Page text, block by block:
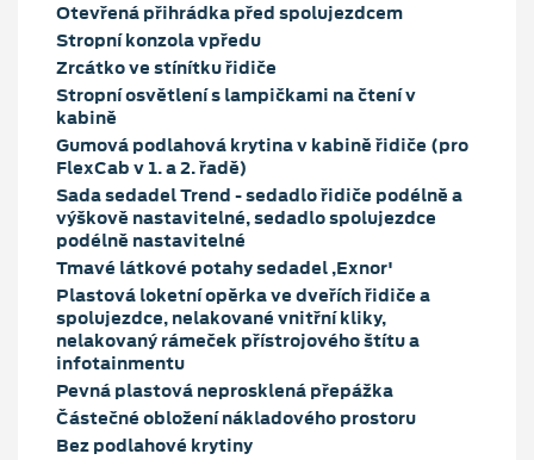
Otevřená přihrádka před spolujezdcem
Stropní konzola vpředu
Zrcátko ve stínítku řidiče
Stropní osvětlení s lampičkami na čtení v
kabině
Gumová podlahová krytina v kabině řidiče (pro
FlexCab v 1. a 2. řadě)
Sada sedadel Trend - sedadlo řidiče podélně a
výškově nastavitelné, sedadlo spolujezdce
podélně nastavitelné
Tmavé látkové potahy sedadel ,Exnor'
Plastová loketní opěrka ve dveřích řidiče a
spolujezdce, nelakované vnitřní kliky,
nelakovaný rámeček přístrojového štítu a
infotainmentu
Pevná plastová neprosklená přepážka
Částečné obložení nákladového prostoru
Bez podlahové krytiny